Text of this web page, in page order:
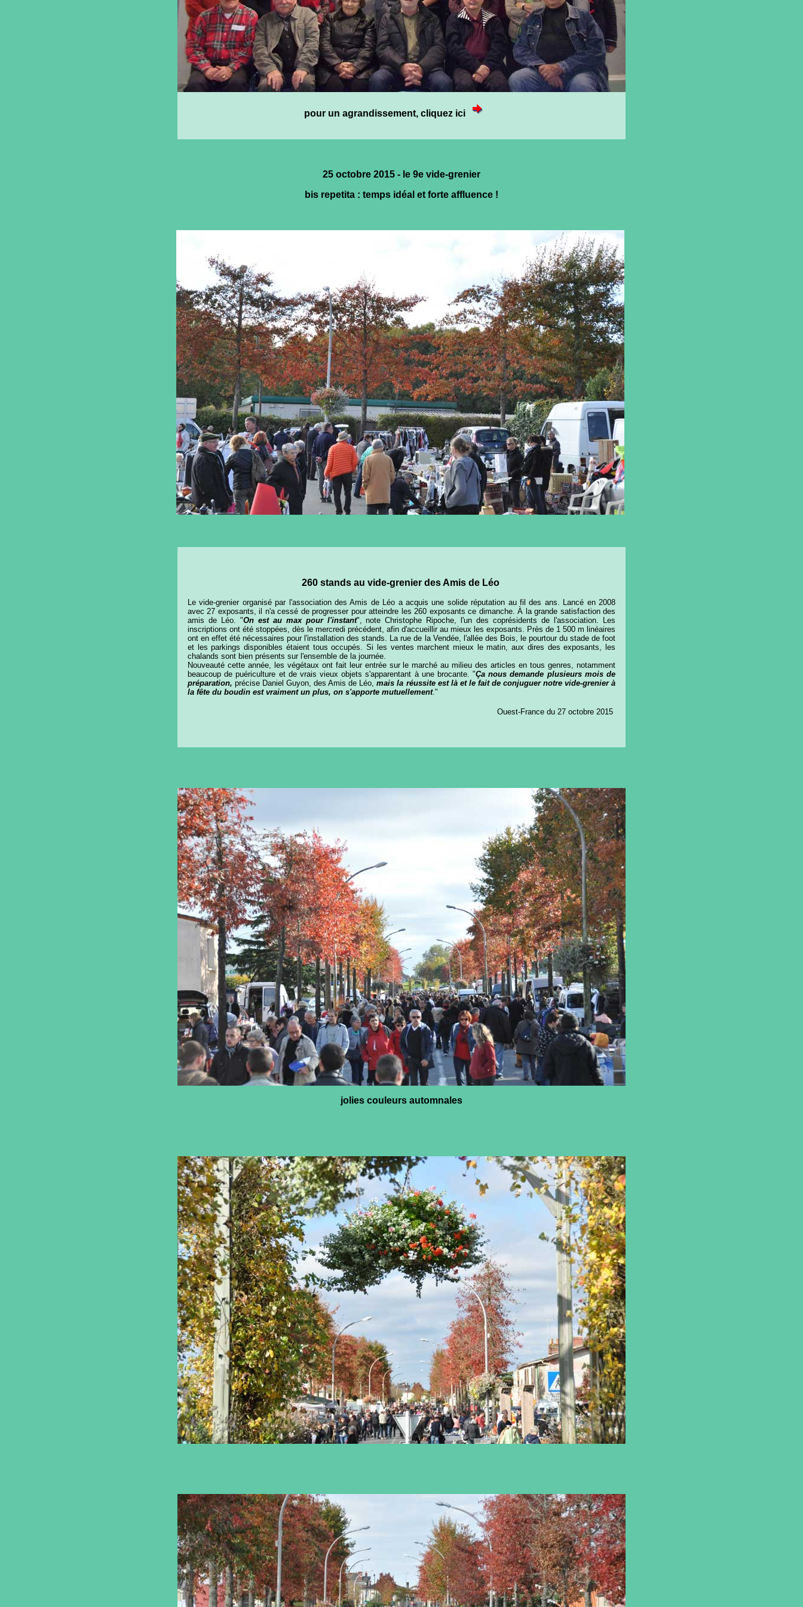
pour un agrandissement, cliquez ici
25 octobre 2015 - le 9e vide-grenier
bis repetita : temps idéal et forte affluence !
260 stands au vide-grenier des Amis de Léo
Le vide-grenier organisé par l'association des Amis de Léo a acquis une solide réputation au fil des ans. Lancé en 2008
avec 27 exposants, il n'a cessé de progresser pour atteindre les 260 exposants ce dimanche. À la grande satisfaction des
amis de Léo. "On est au max pour l'instant", note Christophe Ripoche, l'un des coprésidents de l'association. Les
inscriptions ont été stoppées, dès le mercredi précédent, afin d'accueillir au mieux les exposants. Près de 1 500 m linéaires
ont en effet été nécessaires pour l'installation des stands. La rue de la Vendée, l'allée des Bois, le pourtour du stade de foot
et les parkings disponibles étaient tous occupés. Si les ventes marchent mieux le matin, aux dires des exposants, les
chalands sont bien présents sur l'ensemble de la journée.
Nouveauté cette année, les végétaux ont fait leur entrée sur le marché au milieu des articles en tous genres, notamment
beaucoup de puériculture et de vrais vieux objets s'apparentant à une brocante. "Ça nous demande plusieurs mois de
préparation,précise Daniel Guyon, des Amis de Léo, mais la réussite est là et le fait de conjuguer notre vide-grenier à
la fête du boudin est vraiment un plus, on s'apporte mutuellement."
Ouest-France du 27 octobre 2015
jolies couleurs automnales